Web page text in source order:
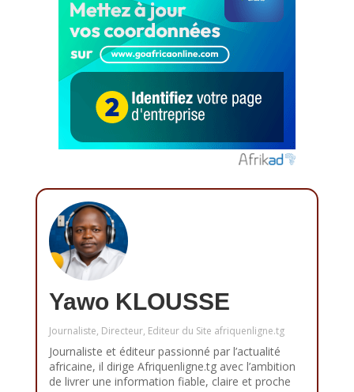
Yawo KLOUSSE
Journaliste, Directeur, Editeur du Site afriquenligne.tg
Journaliste et éditeur passionné par l’actualité
africaine, il dirige Afriquenligne.tg avec l’ambition
de livrer une information fiable, claire et proche